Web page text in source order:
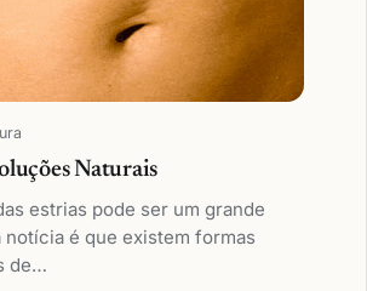
Naturais
estrias pode ser um grande
notícia é que existem formas
de…